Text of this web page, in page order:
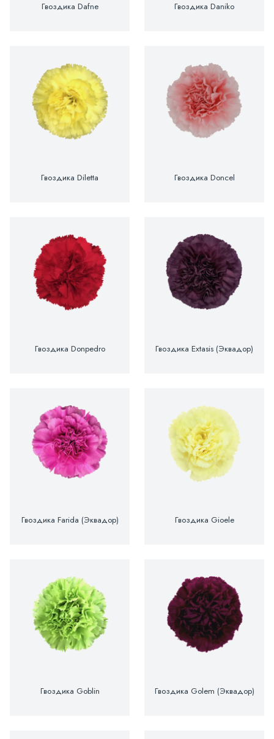
Гвоздика Dafne Гвоздика Daniko
Гвоздика Diletta Гвоздика Doncel
Гвоздика Donpedro Гвоздика Extasis (Эквадор)
Гвоздика Farida (Эквадор) Гвоздика Gioele
Гвоздика Goblin Гвоздика Golem (Эквадор)